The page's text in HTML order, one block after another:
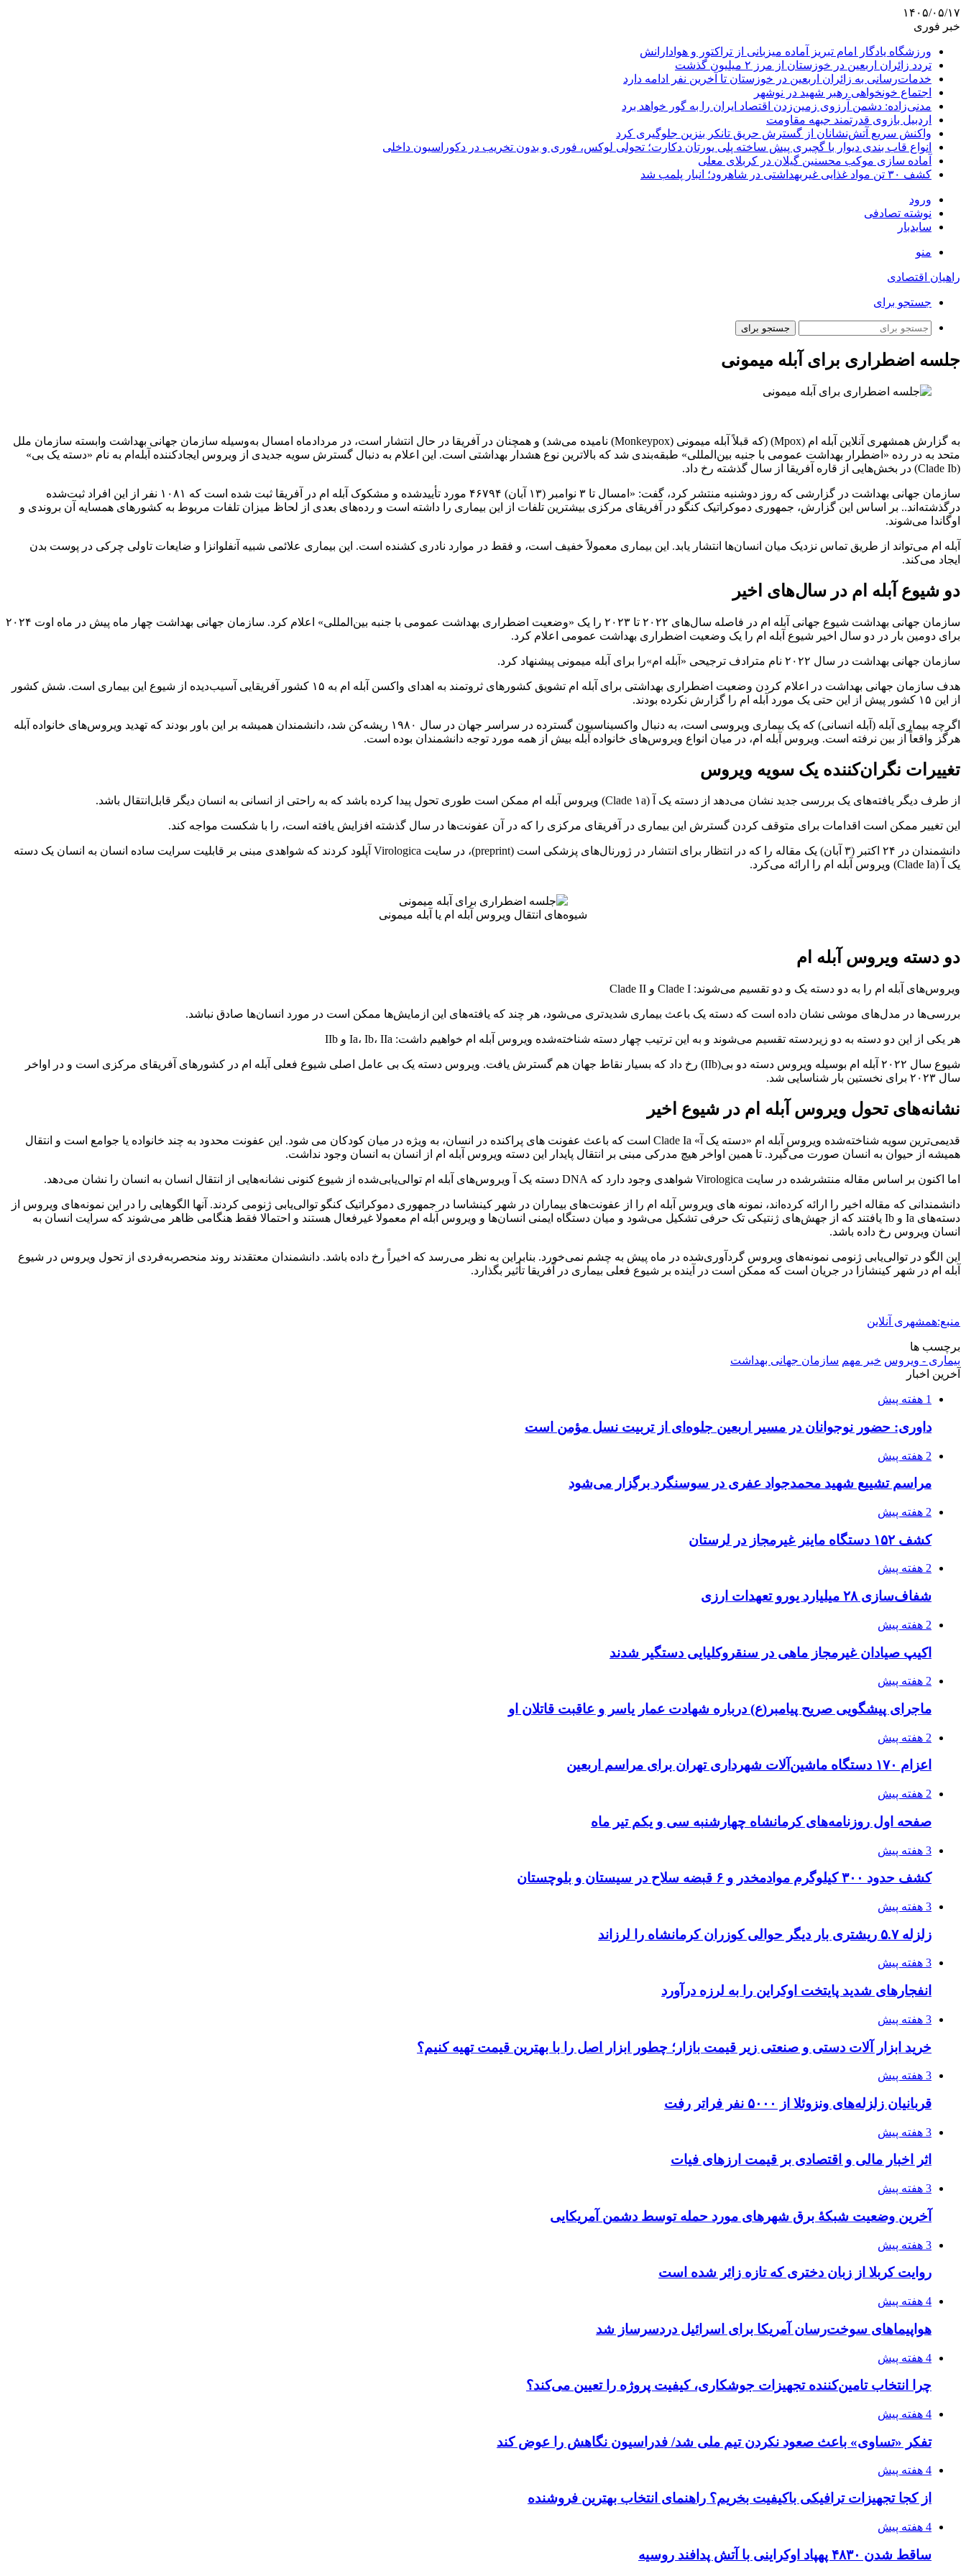
۱۴۰۵/۰۵/۱۷
خبر فوری
ورزشگاه یادگار امام تبریز آماده میزبانی از تراکتور و هوادارانش
تردد زائران اربعین در خوزستان از مرز ۲ میلیون گذشت
خدمات‌رسانی به زائران اربعین در خوزستان تا آخرین نفر ادامه دارد
اجتماع خونخواهی رهبر شهید در نوشهر
مدنی‌زاده: دشمن آرزوی زمین‌زدن اقتصاد ایران را به گور خواهد برد
اردبیل بازوی قدرتمند جبهه مقاومت
واکنش سریع آتش‌نشانان از گسترش حریق تانکر بنزین جلوگیری کرد
انواع قاب بندی دیوار با گچبری پیش ساخته پلی یورتان دکارت؛ تحولی لوکس، فوری و بدون تخریب در دکوراسیون داخلی
آماده سازی موکب محسنین گیلان در کربلای معلی
کشف ۳۰ تن مواد غذایی غیربهداشتی در شاهرود؛ انبار پلمب شد
ورود
نوشته تصادفی
سایدبار
منو
راهیان اقتصادی
جستجو برای
جستجو برای
جلسه اضطراری برای آبله میمونی
به گزارش همشهری آنلاین آبله‌ ام (Mpox) (که قبلاً آبله میمونی (Monkeypox) نامیده می‌شد) و همچنان در آفریقا در حال انتشار است، در مردادماه امسال به‌وسیله سازمان جهانی بهداشت وابسته سازمان ملل
متحد به در رده «اضطرار بهداشت عمومی با جنبه بین‌المللی» طبقه‌بندی شد که بالاترین نوع هشدار بهداشتی است. این اعلام به دنبال گسترش سویه جدیدی از ویروس ایجادکننده آبله‌ام به نام «دسته یک بی»
(Clade Ib) در بخش‌هایی از قاره آفریقا از سال گذشته رخ داد.
سازمان جهانی بهداشت در گزارشی که روز دوشنبه منتشر کرد، گفت: «امسال تا ۳ نوامبر (۱۳ آبان) ۴۶۷۹۴ مورد تأییدشده و مشکوک آبله ام در آفریقا ثبت شده است که ۱۰۸۱ نفر از این افراد ثبت‌شده
درگذشته‌اند.. بر اساس این گزارش، جمهوری دموکراتیک کنگو در آفریقای مرکزی بیشترین تلفات از این بیماری را داشته است و رده‌های بعدی از لحاظ میزان تلفات مربوط به کشورهای همسایه آن بروندی و
اوگاندا می‌شوند.
آبله ام می‌تواند از طریق تماس نزدیک میان انسان‌ها انتشار یابد. این بیماری معمولاً خفیف است، و فقط در موارد نادری کشنده است. این بیماری علائمی شبیه آنفلوانزا و ضایعات تاولی چرکی در پوست بدن
ایجاد می‌کند.
دو شیوع آبله ام در سال‌های اخیر
سازمان جهانی بهداشت شیوع جهانی آبله ام در فاصله سال‌های ۲۰۲۲ تا ۲۰۲۳ را یک «وضعیت اضطراری بهداشت عمومی با جنبه بین‌المللی»‌ اعلام کرد. سازمان جهانی بهداشت چهار ماه پیش در ماه اوت ۲۰۲۴
برای دومین بار در دو سال اخیر شیوع آبله ام را یک وضعیت اضطراری بهداشت عمومی اعلام کرد.
سازمان جهانی بهداشت در سال ۲۰۲۲ نام مترادف ترجیحی «آبله ام»را برای آبله میمونی پیشنهاد کرد.
هدف سازمان جهانی بهداشت در اعلام کردن وضعیت اضطراری بهداشتی برای آبله ام تشویق کشورهای ثروتمند به اهدای واکسن آبله ام به ۱۵ کشور آفریقایی آسیب‌دیده از شیوع این بیماری است. شش کشور
از این ۱۵ کشور پیش از این حتی یک مورد آبله ام را گزارش نکرده بودند.
اگرچه بیماری آبله (آبله انسانی) که یک بیماری ویروسی است، به دنبال واکسیناسیون گسترده در سراسر جهان در سال ۱۹۸۰ ریشه‌کن شد، دانشمندان همیشه بر این باور بودند که تهدید ویروس‌های خانواده آبله
هرگز واقعاً از بین نرفته است. ویروس آبله ام، در میان انواع ویروس‌های خانواده آبله بیش از همه مورد توجه دانشمندان بوده است.
تغییرات نگران‌کننده‌ یک سویه ویروس
از طرف دیگر یافته‌های یک بررسی جدید نشان می‌دهد از دسته یک آ (Clade ۱a) ویروس آبله ام ممکن است طوری تحول پیدا کرده باشد که به راحتی از انسانی به انسان دیگر قابل‌انتقال باشد.
این تغییر ممکن است اقدامات برای متوقف کردن گسترش این بیماری در آفریقای مرکزی را که در آن عفونت‌ها در سال گذشته افزایش یافته است، را با شکست مواجه کند.
دانشمندان در ۲۴ اکتبر (۳ آبان)‌ یک مقاله را که در انتظار برای انتشار در ژورنال‌های پزشکی است (preprint)، در سایت Virologica آپلود کردند که شواهدی مبنی بر قابلیت سرایت ساده انسان به انسان یک دسته
یک آ (Clade Ia) ویروس آبله ام را ارائه می‌کرد.
شیوه‌های انتقال ویروس آبله ام یا آبله میمونی
دو دسته ویروس آبله ام
ویروس‌های آبله ام را به دو دسته یک و دو تقسیم می‌شوند: Clade I و Clade II
بررسی‌ها در مدل‌های موشی نشان داده است که دسته یک باعث بیماری ‌شدیدتری می‌شود، هر چند که یافته‌های این ازمایش‌ها ممکن است در مورد انسان‌ها صادق نباشد.
هر یکی از این دو دسته به دو زیردسته تقسیم می‌شوند و به این ترتیب چهار دسته شناخته‌شده ویروس آبله ام خواهیم داشت: Ia، Ib، IIa و IIb
شیوع سال ۲۰۲۲ آبله ام بوسیله ویروس دسته دو بی(IIb) رخ داد که بسیار نقاط جهان هم گسترش یافت. ویروس دسته یک بی عامل اصلی شیوع فعلی آبله ام در کشورهای آفریقای مرکزی است و در اواخر
سال ۲۰۲۳ برای نخستین بار شناسایی شد.
نشانه‌های تحول ویروس آبله ام در شیوع اخیر
قدیمی‌ترین سویه شناخته‌شده ویروس آبله ام «دسته یک آ» Clade Ia است که باعث عفونت های پراکنده در انسان، به ویژه در میان کودکان می شود. این عفونت محدود به چند خانواده یا جوامع است و انتقال
همیشه از حیوان به انسان صورت می‌گیرد. تا همین اواخر هیچ مدرکی مبنی بر انتقال پایدار این دسته ویروس آبله ام از انسان به انسان وجود نداشت.
اما اکنون بر اساس مقاله منتشرشده در سایت Virologica شواهدی وجود دارد که DNA دسته یک آ ویروس‌های آبله ام توالی‌یابی‌شده از شیوع کنونی نشانه‌هایی از انتقال انسان به انسان را نشان می‌دهد.
دانشمندانی که مقاله اخیر را ارائه کرده‌اند، نمونه های ویروس آبله ام را از عفونت‌های بیماران در شهر کینشاسا در جمهوری دموکراتیک کنگو توالی‌یابی ژنومی کردند. آنها الگوهایی را در این نمونه‌های ویروس از
دسته‌های Ia و Ib یافتند که از جهش‌های ژنتیکی تک‌ حرفی تشکیل می‌شود و میان دستگاه ایمنی انسان‌ها و ویروس آبله‌ ام معمولا غیرفعال هستند و احتمالا فقط هنگامی ظاهر می‌شوند که سرایت انسان به
انسان ویروس رخ داده باشد.
این الگو در توالی‌یابی ژنومی نمونه‌های ویروس گردآوری‌شده در ماه پیش به چشم نمی‌خورد. بنابراین به نظر می‌رسد که اخیراً رخ داده باشد. دانشمندان معتقدند روند منحصربه‌فردی از تحول ویروس در شیوع
آبله ام در شهر کینشازا در جریان است که ممکن است در آینده بر شیوع فعلی بیماری در آفریقا تأثیر بگذارد.
منبع:همشهری آنلاین
برچسب ها
بیماری - ویروس خبر مهم سازمان جهانی بهداشت
آخرین اخبار
1 هفته پیش
داوری: حضور نوجوانان در مسیر اربعین جلوه‌ای از تربیت نسل مؤمن است
2 هفته پیش
مراسم تشییع شهید محمدجواد عفری در سوسنگرد برگزار می‌شود
2 هفته پیش
کشف ۱۵۲ دستگاه ماینر غیرمجاز در لرستان
2 هفته پیش
شفاف‌سازی ۲۸ میلیارد یورو تعهدات ارزی
2 هفته پیش
اکیپ صیادان غیرمجاز ماهی در سنقروکلیایی دستگیر شدند
2 هفته پیش
ماجرای پیشگویی صریح پیامبر(ع) درباره شهادت عمار یاسر و عاقبت قاتلان او
2 هفته پیش
اعزام ۱۷۰ دستگاه ماشین‌آلات شهرداری تهران برای مراسم اربعین
2 هفته پیش
صفحه اول روزنامه‌های کرمانشاه چهارشنبه سی و یکم تیر ماه
3 هفته پیش
کشف حدود ۳۰۰ کیلوگرم موادمخدر و ۶ قبضه سلاح در سیستان و بلوچستان
3 هفته پیش
زلزله ۵.۷ ریشتری بار دیگر حوالی کوزران کرمانشاه را لرزاند
3 هفته پیش
انفجارهای شدید پایتخت اوکراین را به لرزه درآورد
3 هفته پیش
خرید ابزار آلات دستی و صنعتی زیر قیمت بازار؛ چطور ابزار اصل را با بهترین قیمت تهیه کنیم؟
3 هفته پیش
قربانیان زلزله‌های ونزوئلا از ۵۰۰۰ نفر فراتر رفت
3 هفته پیش
اثر اخبار مالی و اقتصادی بر قیمت ارزهای فیات
3 هفته پیش
آخرین وضعیت شبکۀ برق شهرهای مورد حمله توسط دشمن آمریکایی
3 هفته پیش
روایت کربلا از زبان دختری که تازه زائر شده است
4 هفته پیش
هواپیماهای سوخت‌رسان آمریکا برای اسرائیل دردسرساز شد
4 هفته پیش
چرا انتخاب تامین‌کننده تجهیزات جوشکاری، کیفیت پروژه را تعیین می‌کند؟
4 هفته پیش
تفکر «تساوی» باعث صعود نکردن تیم ملی شد/ فدراسیون نگاهش را عوض کند
4 هفته پیش
از کجا تجهیزات ترافیکی باکیفیت بخریم؟ راهنمای انتخاب بهترین فروشنده
4 هفته پیش
ساقط شدن ۴۸۳۰ پهپاد اوکراینی با آتش پدافند روسیه